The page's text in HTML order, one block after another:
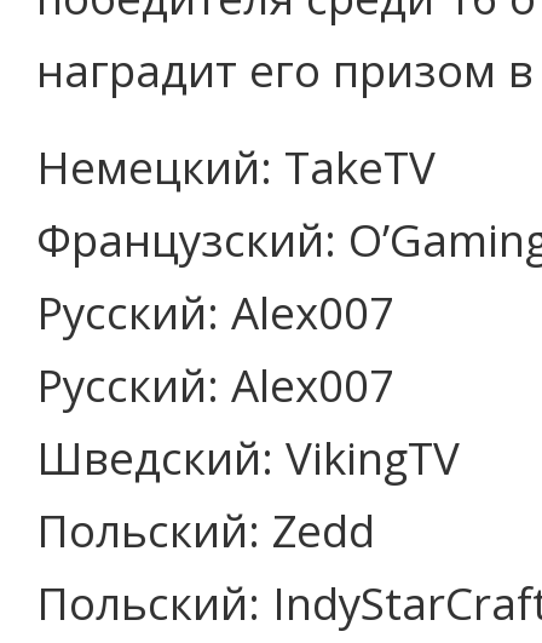
наградит его призом
Немецкий: TakeTV
Французский:
Русский: Alex007
Русский: Alex007
Шведский: VikingTV
Польский: Zedd
Польский: